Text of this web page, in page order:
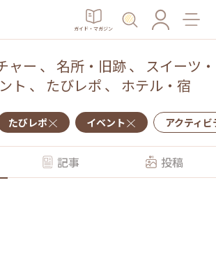
ガイド・マガジン
ャー 、 名所・旧跡、 スイーツ・
ト 、 たびレポ 、 ホテル・宿
たびレポ イベント アクティ
記事 投稿